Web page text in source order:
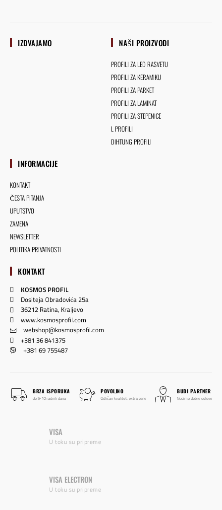
IZDVAJAMO NAŠI PROIZVODI
PROFILI ZA LED RASVETU
PROFILI ZA KERAMIKU
PROFILI ZA PARKET
PROFILI ZA LAMINAT
PROFILI ZA STEPENICE
L PROFILI
DIHTUNG PROFILI
INFORMACIJE
KONTAKT
ČESTA PITANJA
UPUTSTVO
ZAMENA
NEWSLETTER
POLITIKA PRIVATNOSTI
KONTAKT
KOSMOS PROFIL
Dositeja Obradovića 25a
36212 Ratina, Kraljevo
www.kosmosprofil.com
webshop@kosmosprofil.com
+381 36 841375
+381 69 755487
BRZA ISPORUKA
do 5-10 radnih dana
POVOLJNO
Odličan kvalitet, extra cene
BUDI PARTNER
Nudimo dobre uslove
VISA
U toku su pripreme
VISA ELECTRON
U toku su pripreme